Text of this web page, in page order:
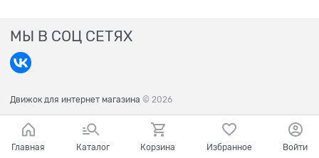
МЫ В СОЦ СЕТЯХ
Движок для интернет магазина © 2026
Главная Каталог Корзина Избранное Войти